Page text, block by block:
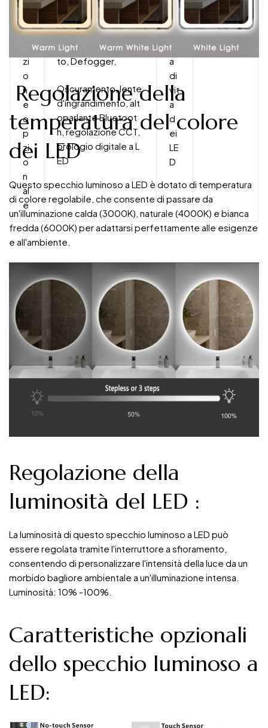
F
u
zi
o
n
e
o
p
zi
o
n
al
e
Interruttore con sen
sore di movimento/
sensore a sfioramen
to, Defogger,
Oscuramento, lente
d'ingrandimento, alt
oparlante Bluetoot
h, regolazione CCT,
orologio digitale a L
ED
D
ur
at
a
di
vit
a
d
ei
LE
D
50000
ore
Regolazione della
temperatura del colore
dei LED
Questo specchio luminoso a LED è dotato di temperatura
di colore regolabile, che consente di passare da
un'illuminazione calda (3000K), naturale (4000K) e bianca
fredda (6000K) per adattarsi perfettamente alle esigenze
e all'ambiente.
Regolazione della
luminosità del LED :
La luminosità di questo specchio luminoso a LED può
essere regolata tramite l'interruttore a sfioramento,
consentendo di personalizzare l'intensità della luce da un
morbido bagliore ambientale a un'illuminazione intensa.
Luminosità: 10% -100%.
Caratteristiche opzionali
dello specchio luminoso a
LED: